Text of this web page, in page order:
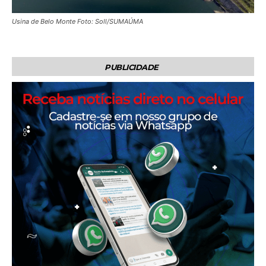
Usina de Belo Monte Foto: Soll/SUMAÚMA
PUBLICIDADE